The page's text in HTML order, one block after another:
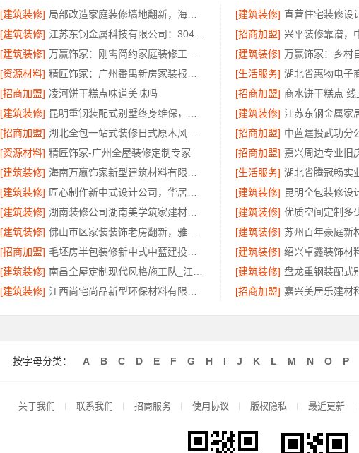
[建筑装修] [建筑装修]
[建筑装修]
[招商加盟]
[建筑装修]
[建筑装修]
[资源材料]
[生活服务]
[招商加盟] 凌河饼干糕点味道美味吗 [招商加盟]
[建筑装修]
[建筑装修]
[招商加盟]
[招商加盟]
[资源材料] 精匠饰家-广州全屋装修定制专家 [招商加盟]
[建筑装修]
[生活服务]
[建筑装修]
[建筑装修]
[建筑装修]
[建筑装修]
[建筑装修]
[建筑装修]
[招商加盟]
[建筑装修]
[建筑装修]
[建筑装修]
[建筑装修]
[招商加盟]
按字母分类： A B C D E F G H I J K L M N O P
关于我们 联系我们 招商服务 使用协议 版权隐私 最近更新